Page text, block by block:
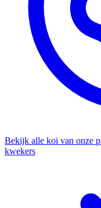
Bekijk alle koi van onze
kwekers